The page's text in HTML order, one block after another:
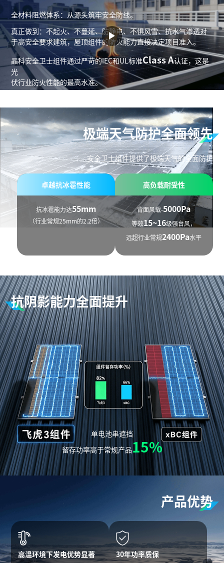
全材料阻燃体系：从源头筑牢安全防线。
真正做到：不起火、不蔓延、防静电、不惧风雪、抗水气渗透对
于高安全要求建筑，屋顶组件的防火能力直接决定项目准入。
晶科安全卫士组件通过严苛的IEC和UL标准Class A认证，这是
光
伏行业防火性能的最高水准。
极端天气防护全面领先
安全卫士组件提供了极端天气的全面防护
卓越抗冰雹性能
抗冰雹能力达55mm
（行业常规25mm的2.2倍）
高负载耐受性
背面风载-5000Pa
等效15~16级强台风，
远超行业常规2400Pa水平
抗阴影能力全面提升
单电池串遮挡
留存功率高于常规产品15%
产品优势
高温环境下发电优势显著 30年功率质保